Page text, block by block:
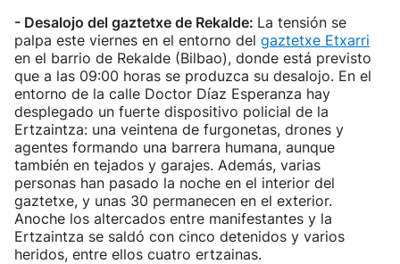
- Desalojo del gaztetxe de Rekalde: La tensión se
palpa este viernes en el entorno del gaztetxe Etxarri
en el barrio de Rekalde (Bilbao), donde está previsto
que a las 09:00 horas se produzca su desalojo. En el
entorno de la calle Doctor Díaz Esperanza hay
desplegado un fuerte dispositivo policial de la
Ertzaintza: una veintena de furgonetas, drones y
agentes formando una barrera humana, aunque
también en tejados y garajes. Además, varias
personas han pasado la noche en el interior del
gaztetxe, y unas 30 permanecen en el exterior.
Anoche los altercados entre manifestantes y la
Ertzaintza se saldó con cinco detenidos y varios
heridos, entre ellos cuatro ertzainas.